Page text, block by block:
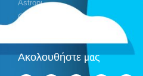
Astropi
Cansat
Ακολουθήστε μας